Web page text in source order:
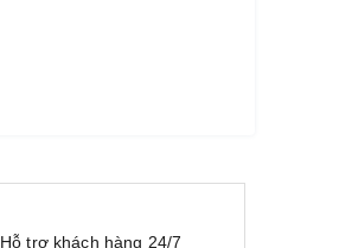
Hỗ trợ khách hàng 24/7